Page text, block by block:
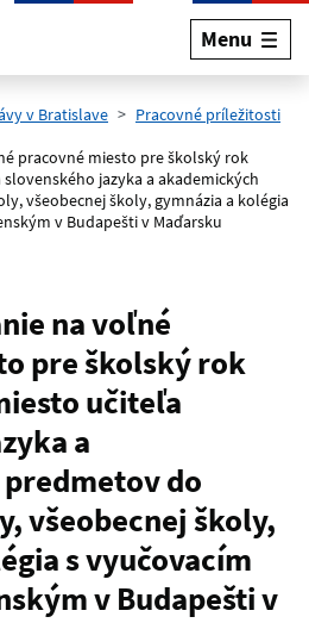
Menu
v Bratislave
Pracovné príležitosti
pracovné miesto pre školský rok
jazyka a akademických
všeobecnej školy, gymnázia a kolégia
v Budapešti v Maďarsku
na voľné
pre školský rok
učiteľa
a
do
všeobecnej školy,
s vyučovacím
v Budapešti v